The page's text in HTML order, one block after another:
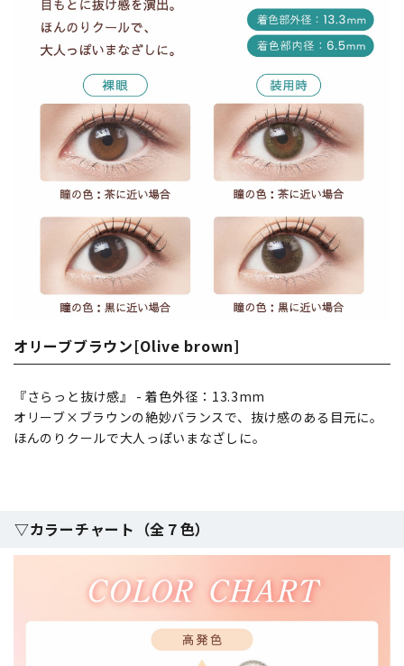
オリーブブラウン[Olive brown]
『さらっと抜け感』 - 着色外径：13.3mm
オリーブ×ブラウンの絶妙バランスで、抜け感のある目元に。
ほんのりクールで大人っぽいまなざしに。
▽カラーチャート（全７色）